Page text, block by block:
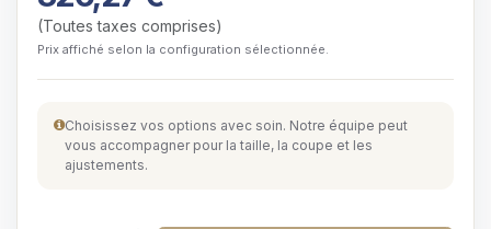
(Toutes taxes comprises)
Prix affiché selon la configuration sélectionnée.
Choisissez vos options avec soin. Notre équipe peut
vous accompagner pour la taille, la coupe et les
ajustements.